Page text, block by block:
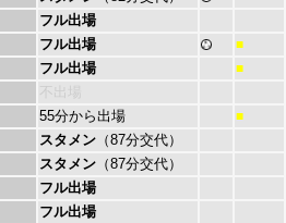
フル出場
フル出場 ■
フル出場 ■
不出場
55分から出場 ■
スタメン （87分交代）
スタメン （87分交代）
フル出場
フル出場